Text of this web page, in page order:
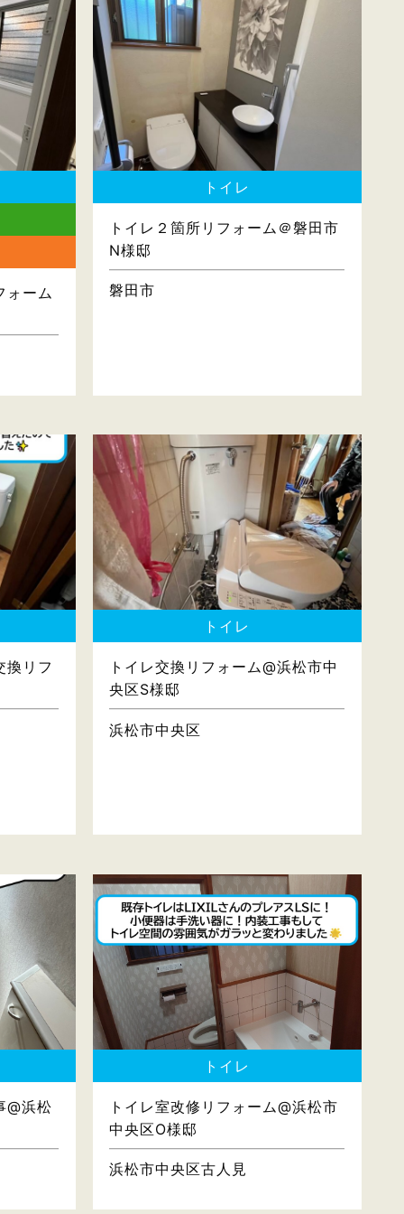
ォーム
トイレ
トイレ２箇所リフォーム＠磐田市
N様邸
磐田市
換リフ
トイレ
トイレ交換リフォーム@浜松市中
央区S様邸
浜松市中央区
@浜松
トイレ
トイレ室改修リフォーム@浜松市
中央区O様邸
浜松市中央区古人見